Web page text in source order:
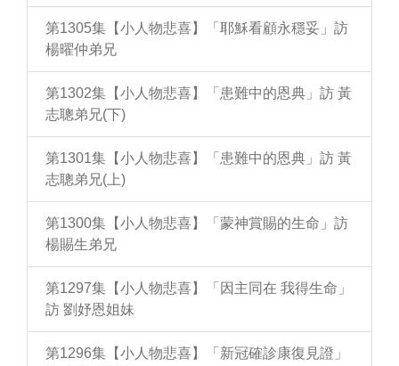
第1305集【小人物悲喜】「耶穌看顧永穩妥」訪
楊曜仲弟兄
第1302集【小人物悲喜】「患難中的恩典」訪 黃
志聰弟兄(下)
第1301集【小人物悲喜】「患難中的恩典」訪 黃
志聰弟兄(上)
第1300集【小人物悲喜】「蒙神賞賜的生命」訪
楊賜生弟兄
第1297集【小人物悲喜】「因主同在 我得生命」
訪 劉妤恩姐妹
第1296集【小人物悲喜】「新冠確診康復見證」